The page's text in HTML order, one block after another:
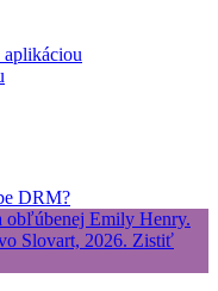
aplikáciou
DRM?